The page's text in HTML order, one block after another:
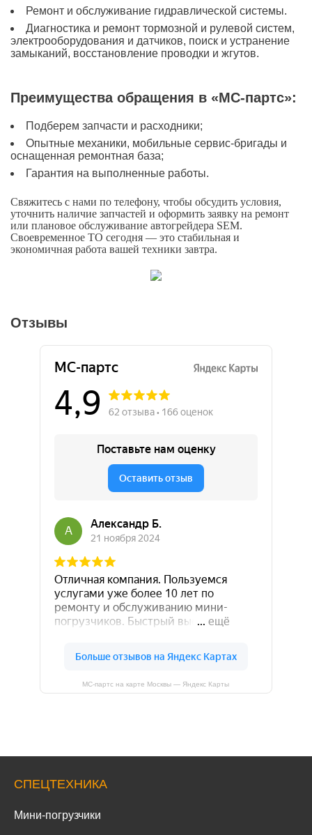
Ремонт и обслуживание гидравлической системы.
Диагностика и ремонт тормозной и рулевой систем,
электрооборудования и датчиков, поиск и устранение
замыканий, восстановление проводки и жгутов.
Преимущества обращения в «МС-партс»:
Подберем запчасти и расходники;
Опытные механики, мобильные сервис-бригады и
оснащенная ремонтная база;
Гарантия на выполненные работы.
Свяжитесь с нами по телефону, чтобы обсудить условия,
уточнить наличие запчастей и оформить заявку на ремонт
или плановое обслуживание автогрейдера SEM.
Своевременное ТО сегодня — это стабильная и
экономичная работа вашей техники завтра.
Отзывы
МС-партс на карте Москвы — Яндекс Карты
СПЕЦТЕХНИКА
Мини-погрузчики